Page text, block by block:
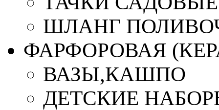
ШЛАНГ
ФАРФОРОВАЯ
ВАЗЫ,КАШПО
ДЕТСКИЕ